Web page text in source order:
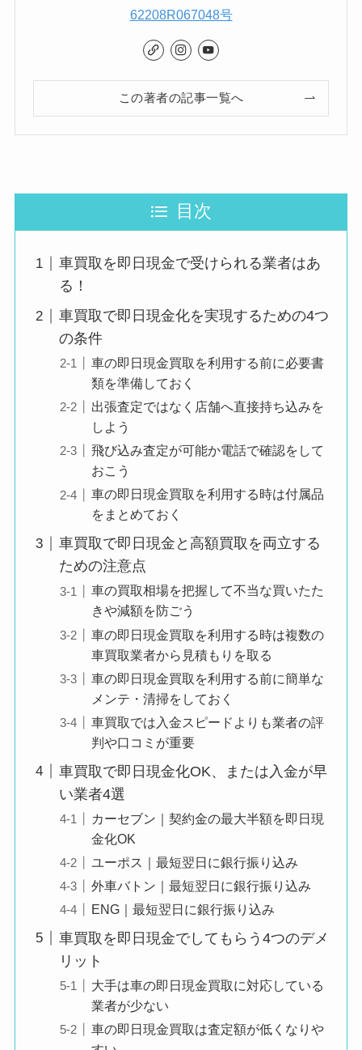
62208R067048号
この著者の記事一覧へ
目次
車買取を即日現金で受けられる業者はあ
る！
車買取で即日現金化を実現するための4つ
の条件
車の即日現金買取を利用する前に必要書
類を準備しておく
出張査定ではなく店舗へ直接持ち込みを
しよう
飛び込み査定が可能か電話で確認をして
おこう
車の即日現金買取を利用する時は付属品
をまとめておく
車買取で即日現金と高額買取を両立する
ための注意点
車の買取相場を把握して不当な買いたた
きや減額を防ごう
車の即日現金買取を利用する時は複数の
車買取業者から見積もりを取る
車の即日現金買取を利用する前に簡単な
メンテ・清掃をしておく
車買取では入金スピードよりも業者の評
判や口コミが重要
車買取で即日現金化OK、または入金が早
い業者4選
カーセブン｜契約金の最大半額を即日現
金化OK
ユーポス｜最短翌日に銀行振り込み
外車バトン｜最短翌日に銀行振り込み
ENG｜最短翌日に銀行振り込み
車買取を即日現金でしてもらう4つのデメ
リット
大手は車の即日現金買取に対応している
業者が少ない
車の即日現金買取は査定額が低くなりや